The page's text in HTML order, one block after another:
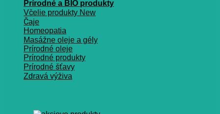
Prírodné a BIO produkty
Včelie produkty
Čaje
Homeopatia
Masážne oleje a gély
Prírodné oleje
Prírodné produkty
Prírodné šťavy
Zdravá výživa